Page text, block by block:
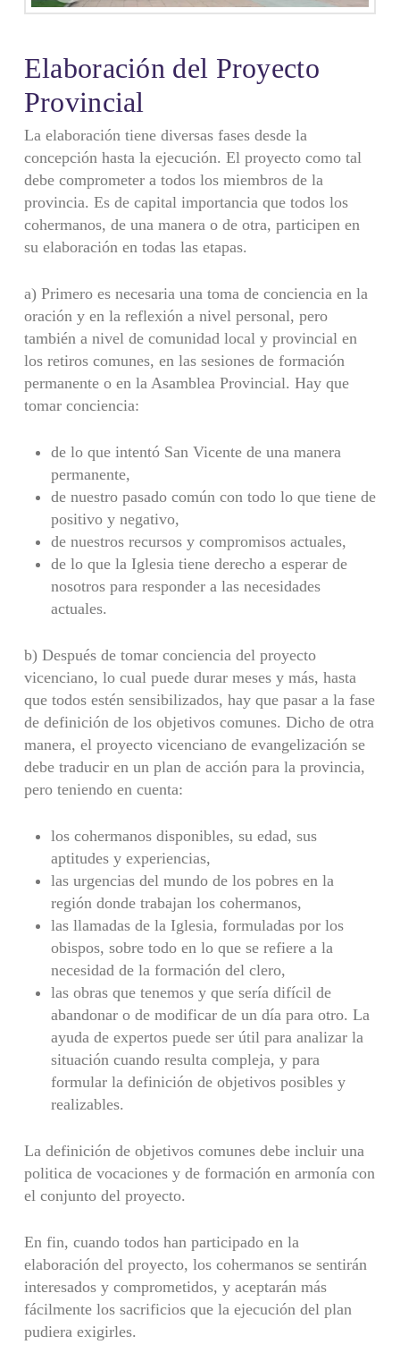
Elaboración del Proyecto
Provincial
La elaboración tiene diversas fases desde la
concepción hasta la ejecución. El proyecto como tal
debe comprometer a todos los miembros de la
provincia. Es de capital importancia que todos los
coher­manos, de una manera o de otra, participen en
su elaboración en todas las etapas.
a) Primero es necesaria una toma de conciencia en la
oración y en la reflexión a nivel personal, pero
también a nivel de comunidad local y provincial en
los retiros comunes, en las sesiones de formación
permanente o en la Asamblea Provincial. Hay que
tomar conciencia:
de lo que intentó San Vicente de una manera
permanente,
de nuestro pasado común con todo lo que tiene de
positivo y negativo,
de nuestros recursos y compromisos actuales,
de lo que la Iglesia tiene derecho a esperar de
nosotros para responder a las necesidades
actuales.
b) Después de tomar conciencia del proyecto
vicenciano, lo cual puede durar meses y más, hasta
que todos estén sensibilizados, hay que pasar a la fase
de definición de los objetivos comu­nes. Dicho de otra
manera, el proyecto vicenciano de evangelización se
debe traducir en un plan de acción para la provincia,
pero teniendo en cuenta:
los cohermanos disponibles, su edad, sus
aptitudes y experiencias,
las urgencias del mundo de los pobres en la
región donde trabajan los cohermanos,
las llamadas de la Iglesia, formuladas por los
obispos, sobre todo en lo que se refiere a la
necesidad de la formación del clero,
las obras que tenemos y que sería difícil de
abandonar o de modificar de un día para otro. La
ayuda de expertos puede ser útil para analizar la
situación cuando resulta compleja, y para
formular la definición de objetivos posibles y
realizables.
La definición de objetivos comunes debe incluir una
politica de vocaciones y de formación en armonía con
el conjunto del proyecto.
En fin, cuando todos han participado en la
elaboración del proyecto, los cohermanos se senti­rán
interesados y comprometidos, y aceptarán más
fácilmente los sacrificios que la ejecución del plan
pudiera exigirles.